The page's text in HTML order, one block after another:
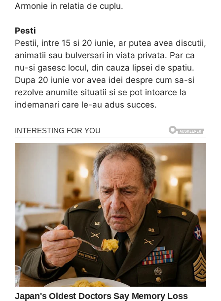
Armonie in relatia de cuplu.
Pesti
Pestii, intre 15 si 20 iunie, ar putea avea discutii,
animatii sau bulversari in viata privata. Par ca
nu-si gasesc locul, din cauza lipsei de spatiu.
Dupa 20 iunie vor avea idei despre cum sa-si
rezolve anumite situatii si se pot intoarce la
indemanari care le-au adus succes.